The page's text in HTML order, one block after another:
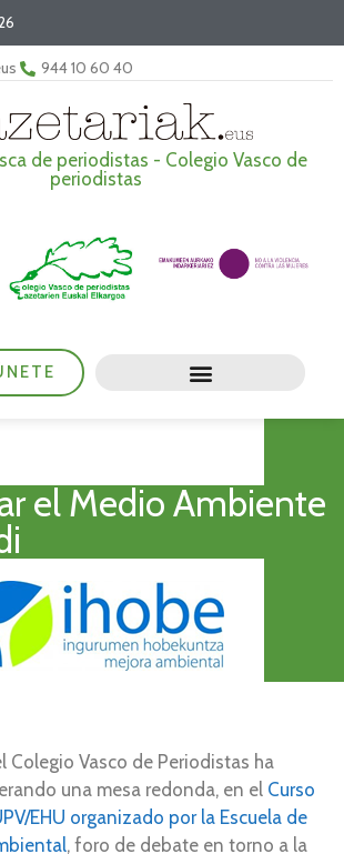
944 10 60 40
de periodistas - Colegio Vasco de
periodistas
el Medio Ambiente
Colegio Vasco de Periodistas ha
una mesa redonda, en el Curso
EHU organizado por la Escuela de
, foro de debate en torno a la